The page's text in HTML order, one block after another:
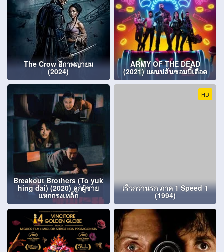
The Crow อีกาพญายม
(2024)
ARMY OF THE DEAD
(2021) แผนปล้นซอมบี้เดือด
Breakout Brothers (To yuk
hing dai) (2020) ลูกผู้ชาย
แหกกรงเหล็ก
HD
เร็วกว่านรก ภาค 1 Speed 1
(1994)